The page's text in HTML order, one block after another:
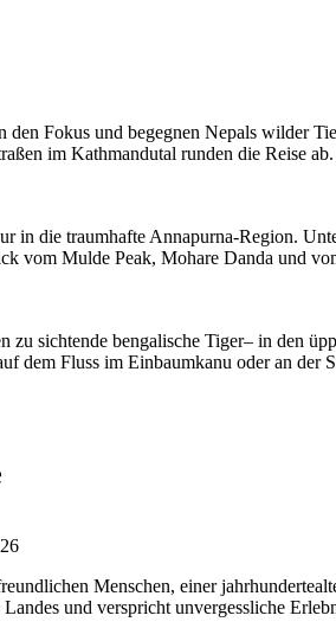
den Fokus und begegnen Nepals wilder
im Kathmandutal runden die Reise
in die traumhafte Annapurna-Region.
vom Mulde Peak, Mohare Danda und
sichtende bengalische Tiger– in den
dem Fluss im Einbaumkanu oder an
Menschen, einer
und verspricht unvergessliche